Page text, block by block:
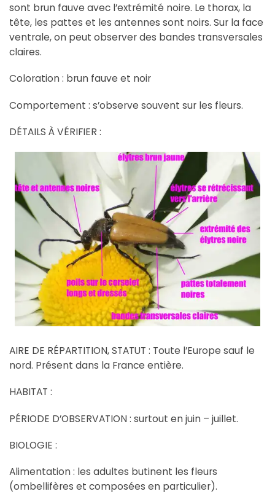
sont brun fauve avec l’extrémité noire. Le thorax, la
tête, les pattes et les antennes sont noirs. Sur la face
ventrale, on peut observer des bandes transversales
claires.
Coloration : brun fauve et noir
Comportement : s’observe souvent sur les fleurs.
DÉTAILS À VÉRIFIER :
AIRE DE RÉPARTITION, STATUT : Toute l’Europe sauf le
nord. Présent dans la France entière.
HABITAT :
PÉRIODE D’OBSERVATION : surtout en juin – juillet.
BIOLOGIE :
Alimentation : les adultes butinent les fleurs
(ombellifères et composées en particulier).